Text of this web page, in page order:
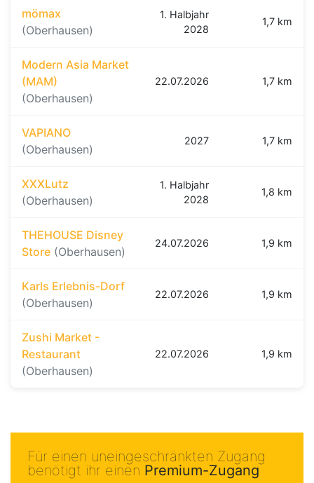
mömax
(Oberhausen)
1. Halbjahr
2028
1,7 km
Modern Asia Market
(MAM)
(Oberhausen)
22.07.2026 1,7 km
VAPIANO
(Oberhausen)
2027 1,7 km
XXXLutz
(Oberhausen)
1. Halbjahr
2028
1,8 km
THEHOUSE Disney
Store (Oberhausen)
24.07.2026 1,9 km
Karls Erlebnis-Dorf
(Oberhausen)
22.07.2026 1,9 km
Zushi Market -
Restaurant
(Oberhausen)
22.07.2026 1,9 km
Für einen uneingeschränkten Zugang
benötigt ihr einen Premium-Zugang